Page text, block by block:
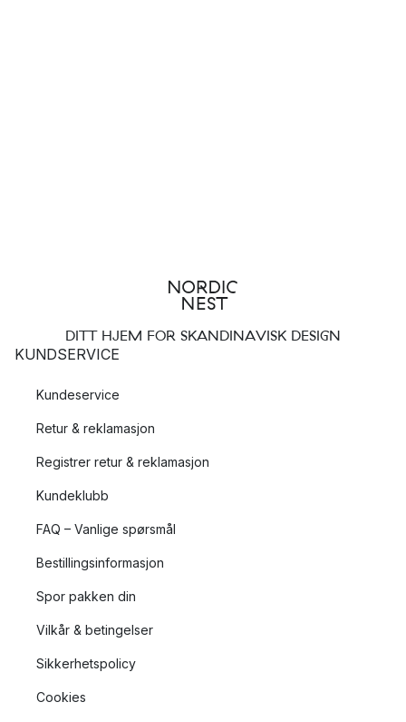
DITT HJEM FOR SKANDINAVISK DESIGN
KUNDSERVICE
Kundeservice
Retur & reklamasjon
Registrer retur & reklamasjon
Kundeklubb
FAQ – Vanlige spørsmål
Bestillingsinformasjon
Spor pakken din
Vilkår & betingelser
Sikkerhetspolicy
Cookies